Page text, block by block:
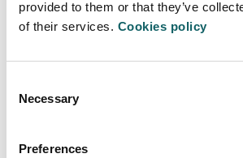
provided to them or that they’ve
of their services. Cookies policy
Selection
Necessary
Preferences
CALENDARIO
CONTINUAR ESTUDIANDO
Modelo educativo